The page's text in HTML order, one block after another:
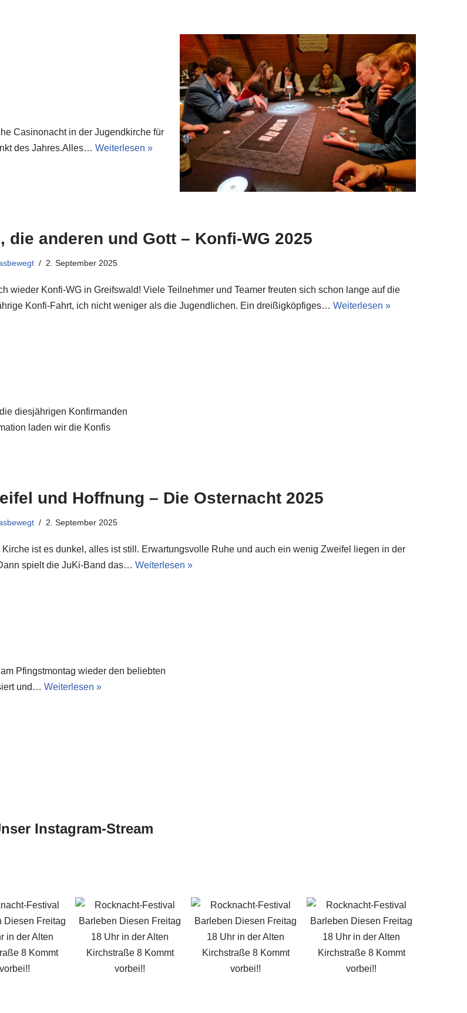
Casinonacht in der Jugendkirche für
des Jahres.Alles… Weiterlesen »
die anderen und Gott – Konfi-WG 2025
2. September 2025
wieder Konfi-WG in Greifswald! Viele Teilnehmer und Teamer freuten sich schon lange auf die
Konfi-Fahrt, ich nicht weniger als die Jugendlichen. Ein dreißigköpfiges…Weiterlesen »
diesjährigen Konfirmanden
laden wir die Konfis
und Hoffnung – Die Osternacht 2025
2. September 2025
Kirche ist es dunkel, alles ist still. Erwartungsvolle Ruhe und auch ein wenig Zweifel liegen in der
spielt die JuKi-Band das…Weiterlesen »
Pfingstmontag wieder den beliebten
und… Weiterlesen »
Instagram-Stream